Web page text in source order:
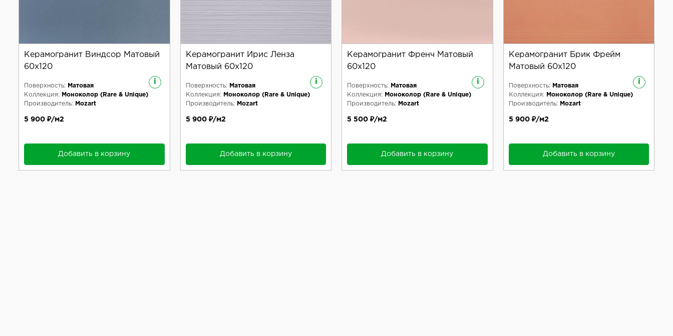
Керамогранит Виндсор Матовый
60x120
i
Поверхность:
Матовая
Коллекция:
Моноколор (Rare & Unique)
Производитель:
Mozart
5 900 ₽/м2
Добавить в корзину
Керамогранит Ирис Ленза
Матовый 60x120
i
Поверхность:
Матовая
Коллекция:
Моноколор (Rare & Unique)
Производитель:
Mozart
5 900 ₽/м2
Добавить в корзину
Керамогранит Френч Матовый
60x120
i
Поверхность:
Матовая
Коллекция:
Моноколор (Rare & Unique)
Производитель:
Mozart
5 500 ₽/м2
Добавить в корзину
Керамогранит Брик Фрейм
Матовый 60x120
i
Поверхность:
Матовая
Коллекция:
Моноколор (Rare & Unique)
Производитель:
Mozart
5 900 ₽/м2
Добавить в корзину